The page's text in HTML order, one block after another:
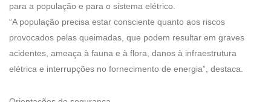
para a população e para o sistema elétrico.
“A população precisa estar consciente quanto aos riscos
provocados pelas queimadas, que podem resultar em graves
acidentes, ameaça à fauna e à flora, danos à infraestrutura
elétrica e interrupções no fornecimento de energia”, destaca.